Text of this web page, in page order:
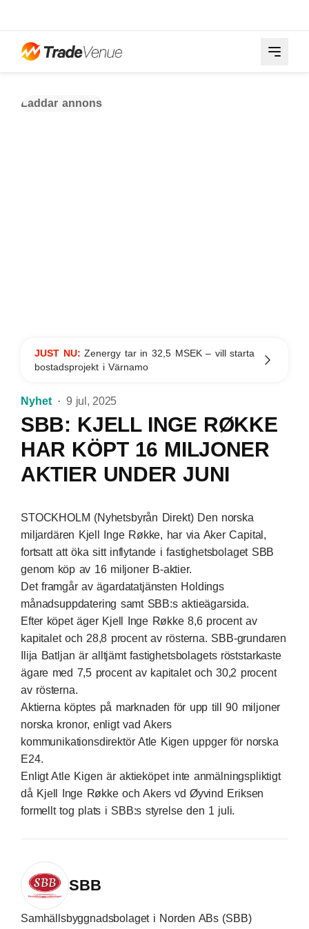
Laddar annons
JUST NU:Zenergy tar in 32,5 MSEK – vill starta
bostadsprojekt i Värnamo
Nyhet 9 jul, 2025
SBB: KJELL INGE RØKKE
HAR KÖPT 16 MILJONER
AKTIER UNDER JUNI
STOCKHOLM (Nyhetsbyrån Direkt) Den norska
miljardären Kjell Inge Røkke, har via Aker Capital,
fortsatt att öka sitt inflytande i fastighetsbolaget SBB
genom köp av 16 miljoner B-aktier.
Det framgår av ägardatatjänsten Holdings
månadsuppdatering samt SBB:s aktieägarsida.
Efter köpet äger Kjell Inge Røkke 8,6 procent av
kapitalet och 28,8 procent av rösterna. SBB-grundaren
Ilija Batljan är alltjämt fastighetsbolagets röststarkaste
ägare med 7,5 procent av kapitalet och 30,2 procent
av rösterna.
Aktierna köptes på marknaden för upp till 90 miljoner
norska kronor, enligt vad Akers
kommunikationsdirektör Atle Kigen uppger för norska
E24.
Enligt Atle Kigen är aktieköpet inte anmälningspliktigt
då Kjell Inge Røkke och Akers vd Øyvind Eriksen
formellt tog plats i SBB:s styrelse den 1 juli.
SBB
Samhällsbyggnadsbolaget i Norden ABs (SBB)